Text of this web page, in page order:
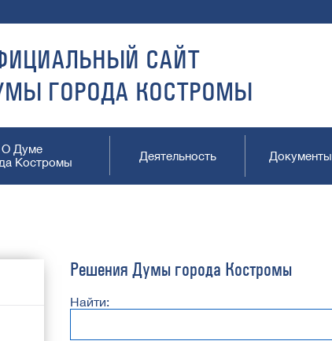
САЙТ
ГОРОДА КОСТРОМЫ
О Думе
Костромы
Деятельность Документы
Решения Думы города Костромы
Найти: